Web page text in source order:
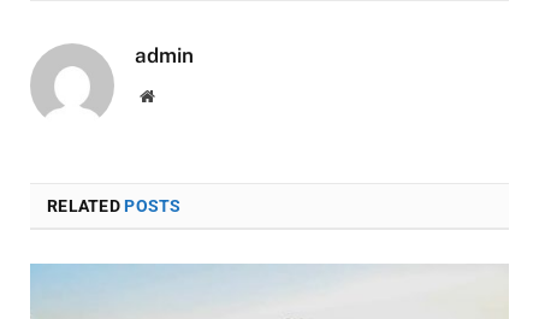
admin
Website
RELATEDPOSTS